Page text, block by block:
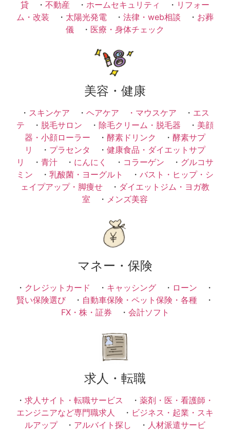
貸 ・ 不動産 ・ ホームセキュリティ ・ リフォー
ム・改装 ・ 太陽光発電 ・ 法律・web相談 ・ お葬
儀 ・ 医療・身体チェック
美容・健康
・ スキンケア ・ ヘアケア ・ マウスケア ・ エス
テ ・ 脱毛サロン ・ 除毛クリーム・脱毛器 ・ 美顔
器・小顔ローラー ・ 酵素ドリンク ・ 酵素サプ
リ
・ プラセンタ ・ 健康食品・ダイエットサプ
リ
・ 青汁 ・ にんにく ・ コラーゲン ・ グルコサ
ミン ・ 乳酸菌・ヨーグルト ・ バスト・ヒップ・シ
ェイプアップ・脚痩せ ・ ダイエットジム・ヨガ教
室 ・ メンズ美容
マネー・保険
・ クレジットカード ・ キャッシング ・ ローン ・
賢い保険選び ・ 自動車保険・ペット保険・各種 ・
FX・株・証券 ・ 会計ソフト
求人・転職
・ 求人サイト・転職サービス ・ 薬剤・医・看護師・
エンジニアなど専門職求人
・ ビジネス・起業・スキ
ルアップ・ アルバイト探し ・ 人材派遣サービ